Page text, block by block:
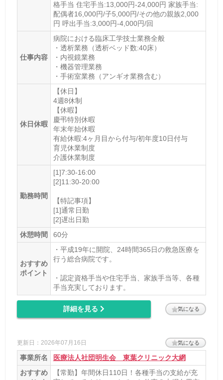
格手当 住宅手当:13,000円-24,000円 家族手当:
配偶者16,000円/子5,000円/その他の親族2,000
円 呼出手当:3,000円-4,000円/回
仕事内容
病院における臨床工学技士業務全般
・透析業務（透析ベッド数:40床）
・内視鏡業務
・機器管理業務
・手術室業務（アンギオ業務含む）
休日休暇
【休日】
4週8休制
【休暇】
慶弔特別休暇
年末年始休暇
有給休暇:4ヶ月目から付与/初年度10日付与
育児休業制度
介護休業制度
勤務時間
[1]7:30-16:00
[2]11:30-20:00
【特記事項】
[1]通常日勤
[2]遅出日勤
休憩時間
60分
おすすめ
ポイント
・平成19年に開院、24時間365日の救急医療を
行う総合病院です。
・認定資格手当や住宅手当、家族手当等、各種
手当充実しております。
詳細を見る 気になる
更新日：2026年07月16日 気になる
事業所名
医療法人社団明生会 東葉クリニック大網
おすすめ
【常勤】年間休日110日！各種手当の支給が充